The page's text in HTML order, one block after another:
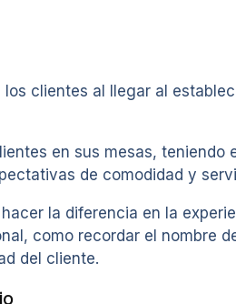
clientes al llegar al
en sus mesas,
de comodidad y
la diferencia en la
como recordar el nombre
del cliente.